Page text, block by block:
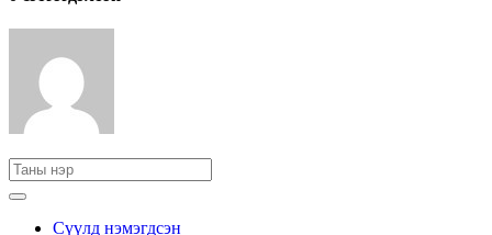
Сүүлд нэмэгдсэн